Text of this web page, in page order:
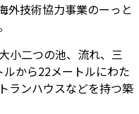
外技術協力事業のーっと
小二つの池、流れ、三
から22メートルにわた
ランハウスなどを持つ築